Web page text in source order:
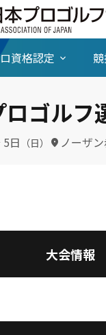
資格認定
ゴルフ
5日 （日） ノーザ
大会情報